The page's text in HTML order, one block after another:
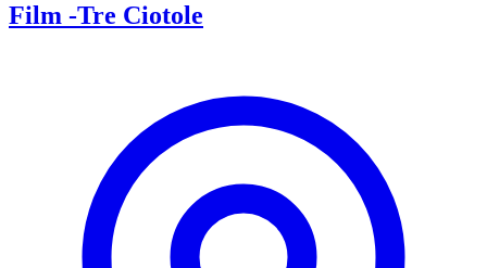
Film -Tre Ciotole